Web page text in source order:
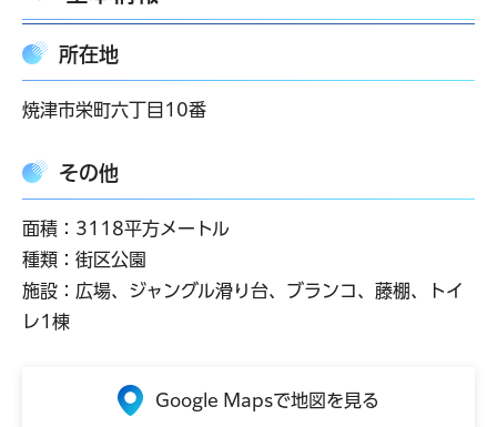
所在地
焼津市栄町六丁目10番
その他
面積：3118平方メートル
種類：街区公園
施設：広場、ジャングル滑り台、ブランコ、藤棚、トイ
レ1棟
Google Mapsで地図を見る